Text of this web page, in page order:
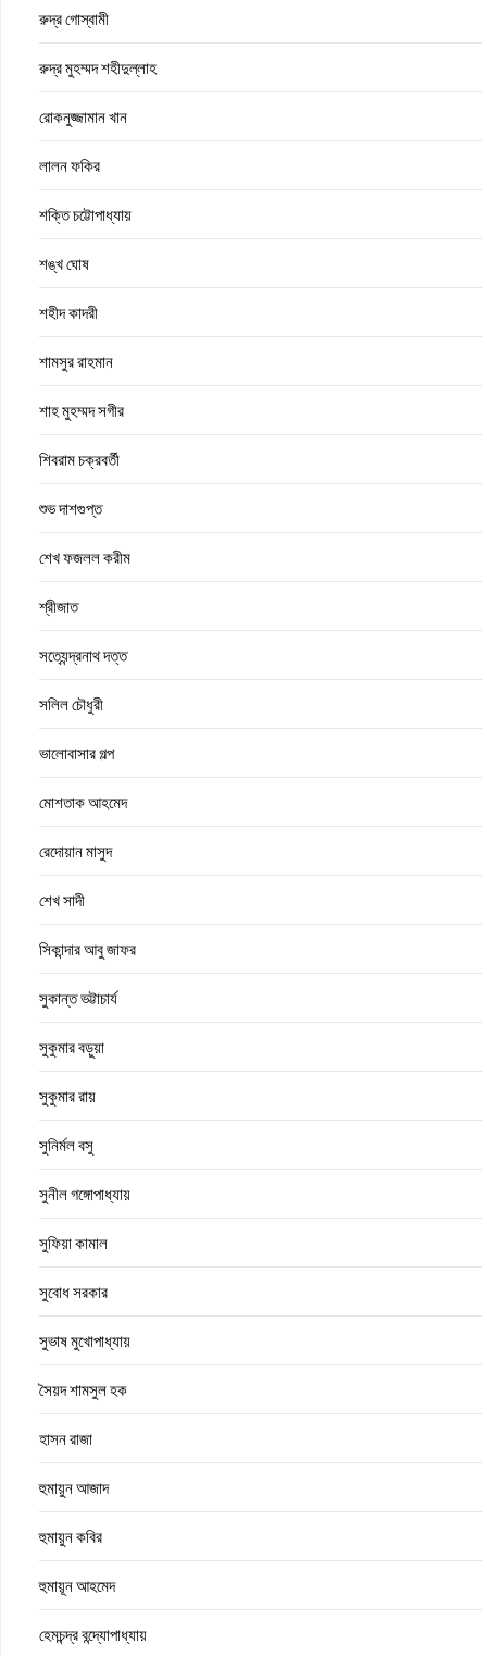
রুদ্র গোস্বামী
রুদ্র মুহম্মদ শহীদুল্লাহ
রোকনুজ্জামান খান
লালন ফকির
শক্তি চট্টোপাধ্যায়
শঙ্খ ঘোষ
শহীদ কাদরী
শামসুর রাহমান
শাহ মুহম্মদ সগীর
শিবরাম চক্রবর্তী
শুভ দাশগুপ্ত
শেখ ফজলল করীম
শ্রীজাত
সত্যেন্দ্রনাথ দত্ত
সলিল চৌধুরী
ভালোবাসার গল্প
মোশতাক আহমেদ
রেদোয়ান মাসুদ
শেখ সাদী
সিকান্দার আবু জাফর
সুকান্ত ভট্টাচার্য
সুকুমার বড়ুয়া
সুকুমার রায়
সুনির্মল বসু
সুনীল গঙ্গোপাধ্যায়
সুফিয়া কামাল
সুবোধ সরকার
সুভাষ মুখোপাধ্যায়
সৈয়দ শামসুল হক
হাসন রাজা
হুমায়ুন আজাদ
হুমায়ুন কবির
হুমায়ূন আহমেদ
হেমচন্দ্র বন্দ্যোপাধ্যায়